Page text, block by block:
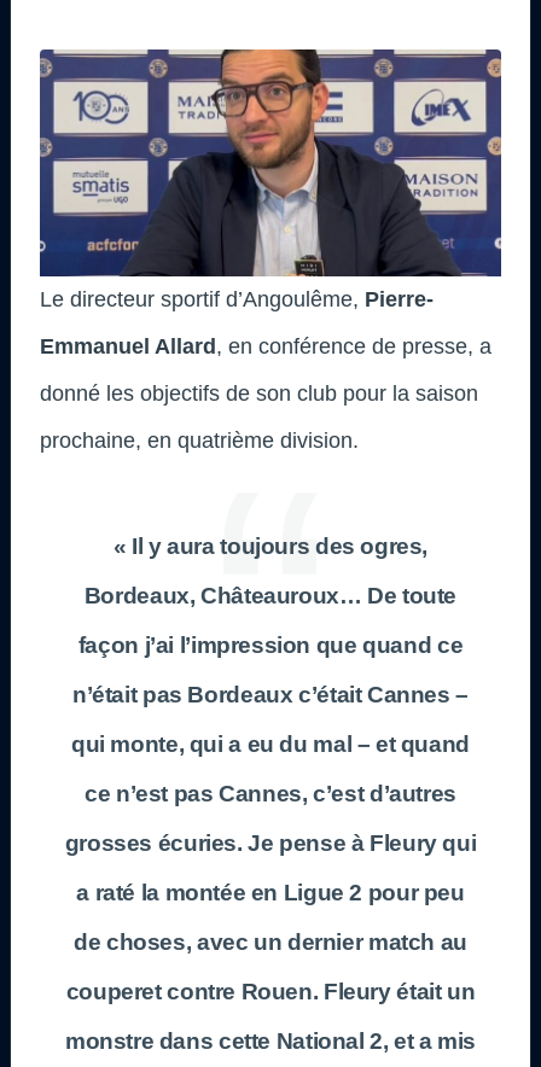
Le directeur sportif d’Angoulême, Pierre-
Emmanuel Allard, en conférence de presse, a
donné les objectifs de son club pour la saison
prochaine, en quatrième division.
« Il y aura toujours des ogres,
Bordeaux, Châteauroux… De toute
façon j’ai l’impression que quand ce
n’était pas Bordeaux c’était Cannes –
qui monte, qui a eu du mal – et quand
ce n’est pas Cannes, c’est d’autres
grosses écuries. Je pense à Fleury qui
a raté la montée en Ligue 2 pour peu
de choses, avec un dernier match au
couperet contre Rouen. Fleury était un
monstre dans cette National 2, et a mis